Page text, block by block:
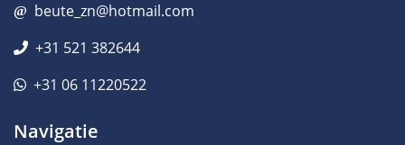
beute_zn@hotmail.com
+31 521 382644
+31 06 11220522
Navigatie